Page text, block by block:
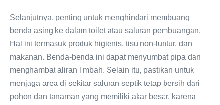
Selanjutnya, penting untuk menghindari membuang
benda asing ke dalam toilet atau saluran pembuangan.
Hal ini termasuk produk higienis, tisu non-luntur, dan
makanan. Benda-benda ini dapat menyumbat pipa dan
menghambat aliran limbah. Selain itu, pastikan untuk
menjaga area di sekitar saluran septik tetap bersih dari
pohon dan tanaman yang memiliki akar besar, karena